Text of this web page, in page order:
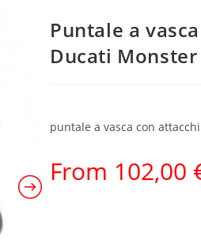
Puntale a
Ducati Monster
puntale a vasca con
From 102,00